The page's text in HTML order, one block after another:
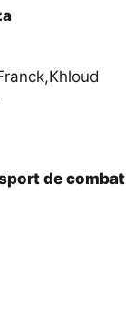
,Khloud
de combat